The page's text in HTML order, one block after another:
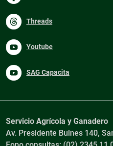
Threads
Youtube
SAG Capacita
Servicio Agrícola y Ganadero
Av. Presidente Bulnes 140,